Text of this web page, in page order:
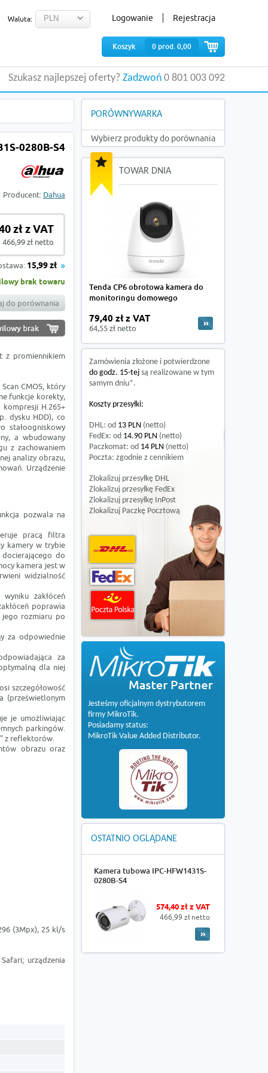
Waluta: Logowanie Rejestracja
Koszyk 0 prod. 0,00
Szukasz najlepszej oferty? Zadzwoń 0 801 003 092
0280B-S4
Producent: Dahua
zł z VAT
466,99 zł netto
15,99 zł
brak towaru
do porównania
z promiennikiem
CMOS, który
funkcje korekty,
kompresji H.265+
dysku HDD), co
stałoogniskowy
a wbudowany
z zachowaniem
analizy obrazu,
Urządzenie
pozwala na
pracą filtra
kamery w trybie
do
kamera jest w
widzialność
zakłóceń
poprawia
jego rozmiaru po
za odpowiednie
za
dla niej
szczegółowość
(prześwietlonym
je umożliwiając
parkingów.
z reflektorów.
obrazu oraz
(3Mpx), 25 kl/s
urządzenia
PORÓWNYWARKA
Wybierz produkty do porównania
TOWAR DNIA
Tenda CP6 obrotowa kamera do
monitoringu domowego
79,40 zł z VAT
64,55 zł netto
Zamówienia złożone i potwierdzone
do godz. 15-tej są realizowane w tym
samym dniu*.
Koszty przesyłki:
DHL: od 13 PLN (netto)
FedEx: od 14.90 PLN (netto)
Paczkomat: od 14 PLN (netto)
Poczta: zgodnie z cennikiem
Zlokalizuj przesyłkę DHL
Zlokalizuj przesyłkę FedEx
Zlokalizuj przesyłkę InPost
Zlokalizuj Paczkę Pocztową
Jesteśmy oficjalnym dystrybutorem
firmy MikroTik.
Posiadamy status:
MikroTik Value Added Distributor.
OSTATNIO OGLĄDANE
Kamera tubowa IPC-HFW1431S-
0280B-S4
574,40 zł z VAT
466,99 zł netto